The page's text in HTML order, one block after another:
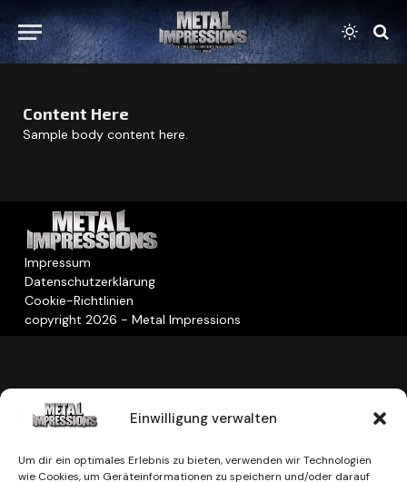
Einwilligung verwalten
Um dir ein optimales Erlebnis zu bieten, verwenden wir Technologien
wie Cookies, um Geräteinformationen zu speichern und/oder darauf
Content Here
Sample body content here.
Impressum
Datenschutzerklärung
Cookie-Richtlinien
copyright 2026 - Metal Impressions